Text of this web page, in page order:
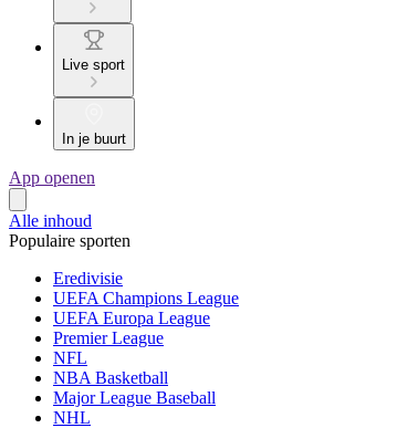
Live sport
In je buurt
App openen
Alle inhoud
Populaire sporten
Eredivisie
UEFA Champions League
UEFA Europa League
Premier League
NFL
NBA Basketball
Major League Baseball
NHL